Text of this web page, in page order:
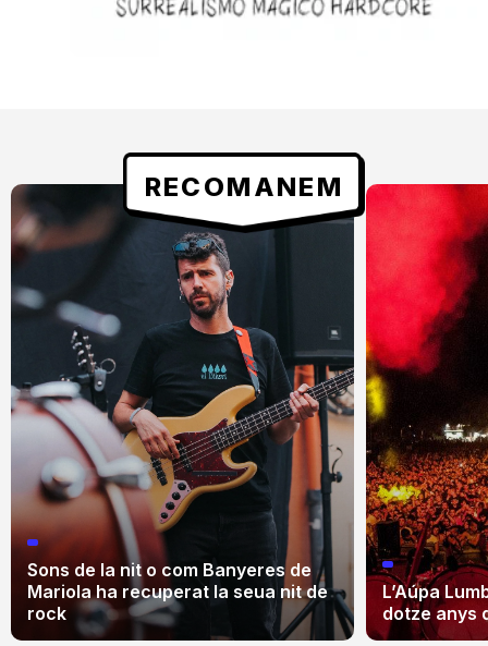
RECOMANEM
Sons de la nit o com Banyeres de
Mariola ha recuperat la seua nit de
rock
L’Aúpa
dotze anys